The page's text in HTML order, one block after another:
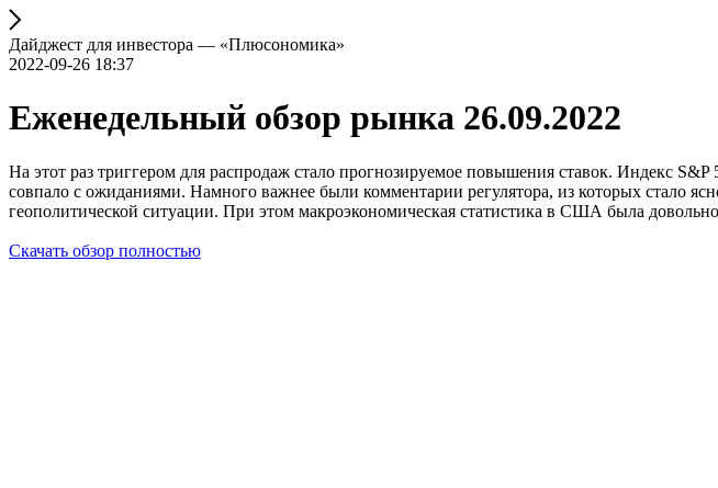
Дайджест для инвестора — «Плюсономика»
2022-09-26 18:37
Еженедельный обзор рынка 26.09.2022
На этот раз триггером для распродаж стало прогнозируемое повышения ставок. Индекс
совпало с ожиданиями. Намного важнее были комментарии регулятора, из которых стало
геополитической ситуации. При этом макроэкономическая статистика в США была
Скачать обзор полностью